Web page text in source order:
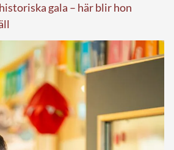
gala – här blir hon